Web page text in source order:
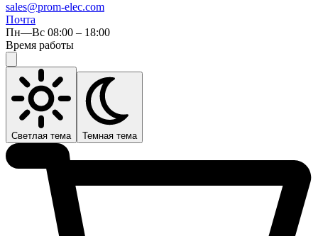
sales@prom-elec.com
Почта
Пн—Вс 08:00 – 18:00
Время работы
Светлая тема Темная тема